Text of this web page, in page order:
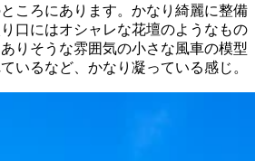
ころにあります。かなり綺麗に整備
口にはオシャレな花壇のようなもの
りそうな雰囲気の小さな風車の模型
いるなど、かなり凝っている感じ。